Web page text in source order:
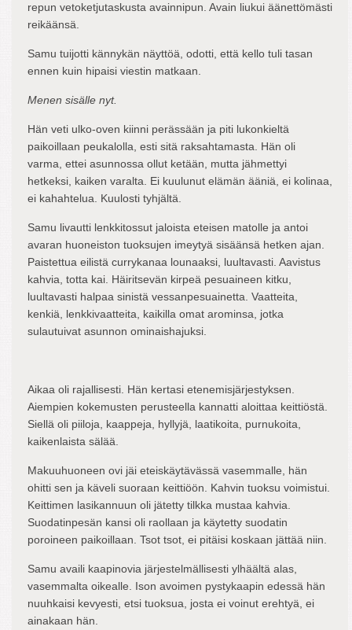
repun vetoketjutaskusta avainnipun. Avain liukui äänettömästi
reikäänsä.
Samu tuijotti kännykän näyttöä, odotti, että kello tuli tasan
ennen kuin hipaisi viestin matkaan.
Menen sisälle nyt.
Hän veti ulko-oven kiinni perässään ja piti lukonkieltä
paikoillaan peukalolla, esti sitä raksahtamasta. Hän oli
varma, ettei asunnossa ollut ketään, mutta jähmettyi
hetkeksi, kaiken varalta. Ei kuulunut elämän ääniä, ei kolinaa,
ei kahahtelua. Kuulosti tyhjältä.
Samu livautti lenkkitossut jaloista eteisen matolle ja antoi
avaran huoneiston tuoksujen imeytyä sisäänsä hetken ajan.
Paistettua eilistä currykanaa lounaaksi, luultavasti. Aavistus
kahvia, totta kai. Häiritsevän kirpeä pesuaineen kitku,
luultavasti halpaa sinistä vessanpesuainetta. Vaatteita,
kenkiä, lenkkivaatteita, kaikilla omat arominsa, jotka
sulautuivat asunnon ominaishajuksi.
Aikaa oli rajallisesti. Hän kertasi etenemisjärjestyksen.
Aiempien kokemusten perusteella kannatti aloittaa keittiöstä.
Siellä oli piiloja, kaappeja, hyllyjä, laatikoita, purnukoita,
kaikenlaista sälää.
Makuuhuoneen ovi jäi eteiskäytävässä vasemmalle, hän
ohitti sen ja käveli suoraan keittiöön. Kahvin tuoksu voimistui.
Keittimen lasikannuun oli jätetty tilkka mustaa kahvia.
Suodatinpesän kansi oli raollaan ja käytetty suodatin
poroineen paikoillaan. Tsot tsot, ei pitäisi koskaan jättää niin.
Samu availi kaapinovia järjestelmällisesti ylhäältä alas,
vasemmalta oikealle. Ison avoimen pystykaapin edessä hän
nuuhkaisi kevyesti, etsi tuoksua, josta ei voinut erehtyä, ei
ainakaan hän.